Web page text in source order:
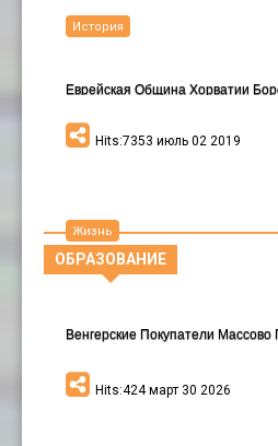
Hits:7353 июль 02 2019
История
ОБРАЗОВАНИЕ
Hits:424 март 30 2026
Жизнь